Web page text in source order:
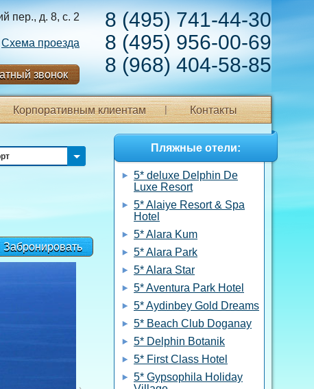
8 (495) 741-44-30
8 (495) 956-00-69
8 (968) 404-58-85
пер., д. 8, с. 2
Схема проезда
звонок
Корпоративным клиентам Контакты
Забронировать
Пляжные отели:
5* deluxe Delphin De
Luxe Resort
5* Alaiye Resort & Spa
Hotel
5* Alara Kum
5* Alara Park
5* Alara Star
5* Aventura Park Hotel
5* Aydinbey Gold Dreams
5* Beach Club Doganay
5* Delphin Botanik
5* First Class Hotel
5* Gypsophila Holiday